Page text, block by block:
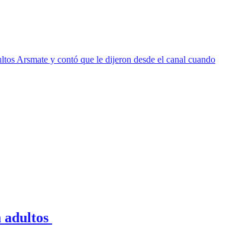
Arsmate y contó que le dijeron desde el canal cuando
adultos